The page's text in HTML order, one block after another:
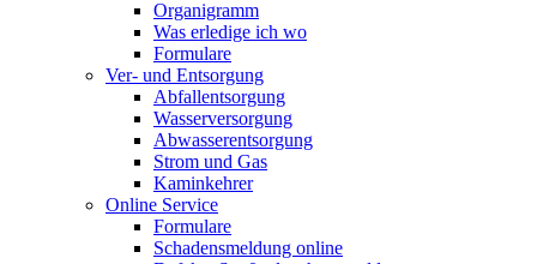
Organigramm
Was erledige ich wo
Formulare
Ver- und Entsorgung
Abfallentsorgung
Wasserversorgung
Abwasserentsorgung
Strom und Gas
Kaminkehrer
Online Service
Formulare
Schadensmeldung online